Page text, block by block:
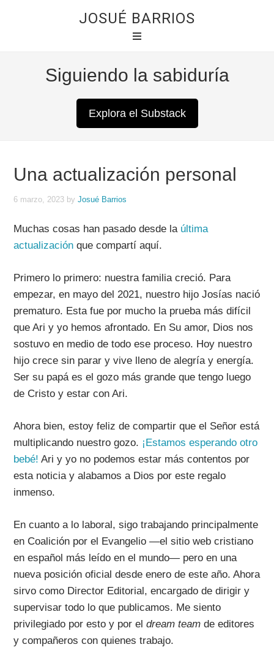
JOSUÉ BARRIOS
Siguiendo la sabiduría
Explora el Substack
Una actualización personal
6 marzo, 2023 byJosué Barrios
Muchas cosas han pasado desde la última
actualización que compartí aquí.
Primero lo primero: nuestra familia creció. Para
empezar, en mayo del 2021, nuestro hijo Josías nació
prematuro. Esta fue por mucho la prueba más difícil
que Ari y yo hemos afrontado. En Su amor, Dios nos
sostuvo en medio de todo ese proceso. Hoy nuestro
hijo crece sin parar y vive lleno de alegría y energía.
Ser su papá es el gozo más grande que tengo luego
de Cristo y estar con Ari.
Ahora bien, estoy feliz de compartir que el Señor está
multiplicando nuestro gozo. ¡Estamos esperando otro
bebé! Ari y yo no podemos estar más contentos por
esta noticia y alabamos a Dios por este regalo
inmenso.
En cuanto a lo laboral, sigo trabajando principalmente
en Coalición por el Evangelio —el sitio web cristiano
en español más leído en el mundo— pero en una
nueva posición oficial desde enero de este año. Ahora
sirvo como Director Editorial, encargado de dirigir y
supervisar todo lo que publicamos. Me siento
privilegiado por esto y por eldream team de editores
y compañeros con quienes trabajo.